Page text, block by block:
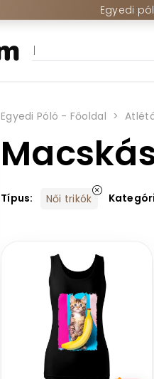
Egyedi
Egyedi Póló - Főoldal
Típus: Női trikók